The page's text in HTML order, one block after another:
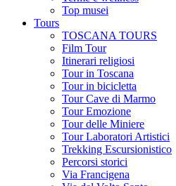
Top musei
Tours
TOSCANA TOURS
Film Tour
Itinerari religiosi
Tour in Toscana
Tour in bicicletta
Tour Cave di Marmo
Tour Emozione
Tour delle Miniere
Tour Laboratori Artistici
Trekking Escursionistico
Percorsi storici
Via Francigena